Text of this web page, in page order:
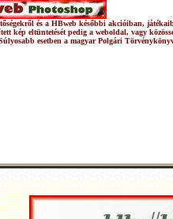
és a HBweb későbbi akcióiban,
kép eltüntetését pedig a weboldal, vagy
esetben a magyar Polgári